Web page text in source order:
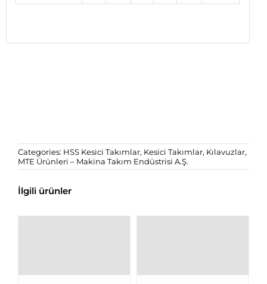
Categories: HSS Kesici Takımlar, Kesici Takımlar, Kılavuzlar,
MTE Ürünleri – Makina Takım Endüstrisi A.Ş.
İlgili ürünler